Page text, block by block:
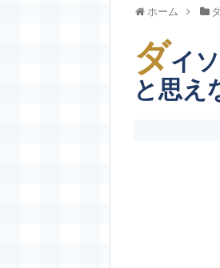
ホーム
ダイ
と思え